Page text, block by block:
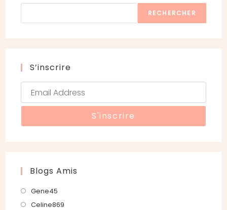
RECHERCHER
S’inscrire
Blogs Amis
Gene45
dans
Celine869